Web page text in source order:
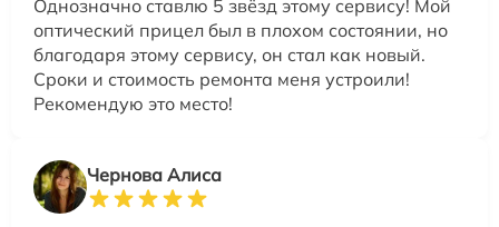
Однозначно ставлю 5 звёзд этому сервису! Мой
оптический прицел был в плохом состоянии, но
благодаря этому сервису, он стал как новый.
Сроки и стоимость ремонта меня устроили!
Рекомендую это место!
Чернова Алиса